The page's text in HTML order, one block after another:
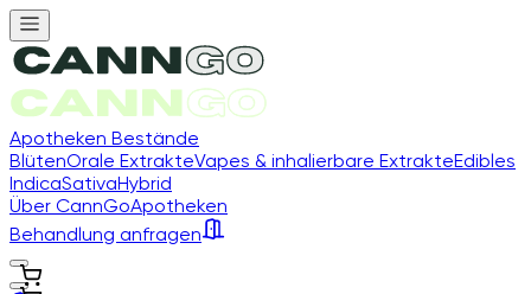
Apotheken Bestände
BlütenOrale ExtrakteVapes & inhalierbare ExtrakteEdibles
IndicaSativaHybrid
Über CannGoApotheken
Behandlung anfragen